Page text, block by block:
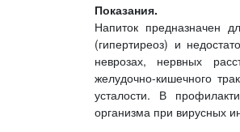
Показания.
Напиток предназначен
(гипертиреоз) и
неврозах, нервных
желудочно-кишечного
усталости. В
организма при вирусных